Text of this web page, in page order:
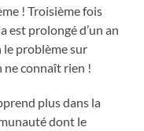
! Troisième fois
est prolongé d’un an
problème sur
connaît rien !
plus dans la
dont le